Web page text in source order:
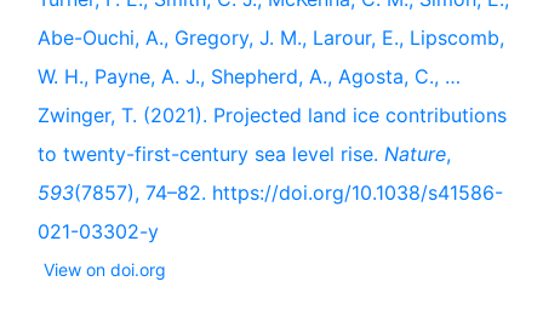
Abe-Ouchi, A., Gregory, J. M., Larour, E., Lipscomb,
W. H., Payne, A. J., Shepherd, A., Agosta, C., …
Zwinger, T. (2021). Projected land ice contributions
to twenty-first-century sea level rise. Nature,
593(7857), 74–82. https://doi.org/10.1038/s41586-
021-03302-y
View on doi.org